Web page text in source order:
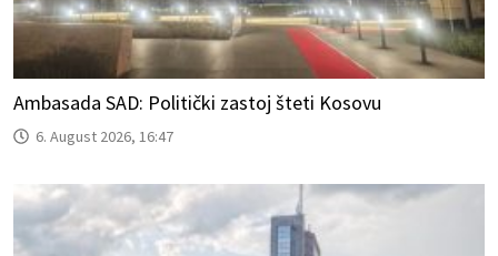
Ambasada SAD: Politički zastoj šteti Kosovu
6. August 2026, 16:47